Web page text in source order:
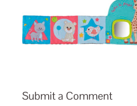
Submit a Comment